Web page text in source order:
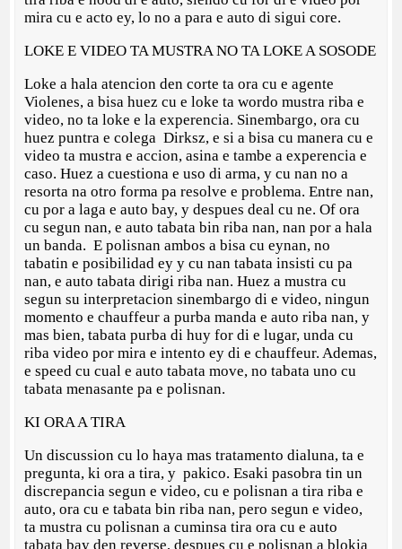
mira cu e acto ey, lo no a para e auto di sigui core.
LOKE E VIDEO TA MUSTRA NO TA LOKE A SOSODE
Loke a hala atencion den corte ta ora cu e agente
Violenes, a bisa huez cu e loke ta wordo mustra riba e
video, no ta loke e la experencia. Sinembargo, ora cu
huez puntra e colega Dirksz, e si a bisa cu manera cu e
video ta mustra e accion, asina e tambe a experencia e
caso. Huez a cuestiona e uso di arma, y cu nan no a
resorta na otro forma pa resolve e problema. Entre nan,
cu por a laga e auto bay, y despues deal cu ne. Of ora
cu segun nan, e auto tabata bin riba nan, nan por a hala
un banda. E polisnan ambos a bisa cu eynan, no
tabatin e posibilidad ey y cu nan tabata insisti cu pa
nan, e auto tabata dirigi riba nan. Huez a mustra cu
segun su interpretacion sinembargo di e video, ningun
momento e chauffeur a purba manda e auto riba nan, y
mas bien, tabata purba di huy for di e lugar, unda cu
riba video por mira e intento ey di e chauffeur. Ademas,
e speed cu cual e auto tabata move, no tabata uno cu
tabata menasante pa e polisnan.
KI ORA A TIRA
Un discussion cu lo haya mas tratamento dialuna, ta e
pregunta, ki ora a tira, y pakico. Esaki pasobra tin un
discrepancia segun e video, cu e polisnan a tira riba e
auto, ora cu e tabata bin riba nan, pero segun e video,
ta mustra cu polisnan a cuminsa tira ora cu e auto
tabata bay den reverse, despues cu e polisnan a blokia